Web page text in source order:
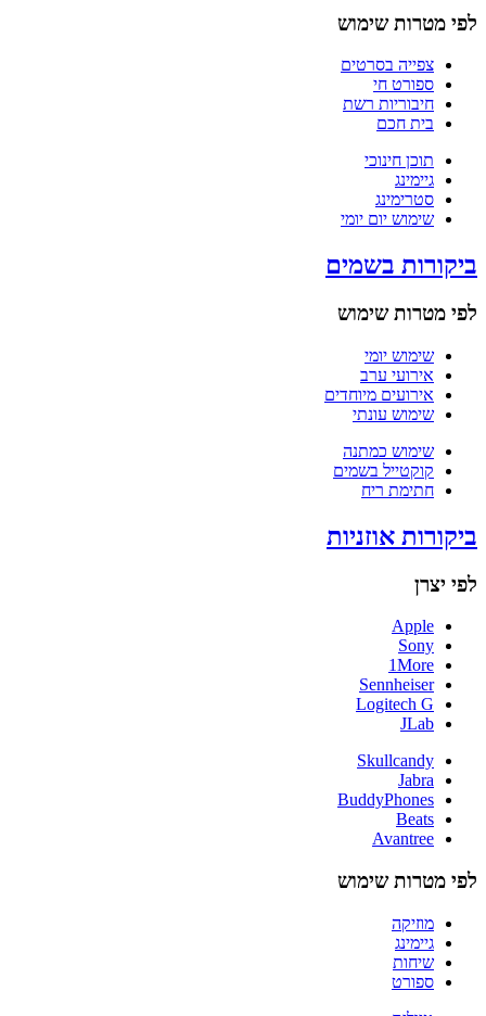
לפי מטרות שימוש
צפייה בסרטים
ספורט חי
חיבוריות רשת
בית חכם
תוכן חינוכי
גיימינג
סטרימינג
שימוש יום יומי
ביקורות בשמים
לפי מטרות שימוש
שימוש יומי
אירועי ערב
אירועים מיוחדים
שימוש עונתי
שימוש כמתנה
קוקטייל בשמים
חתימת ריח
ביקורות אוזניות
לפי יצרן
Apple
Sony
1More
Sennheiser
Logitech G
JLab
Skullcandy
Jabra
BuddyPhones
Beats
Avantree
לפי מטרות שימוש
מוזיקה
גיימינג
שיחות
ספורט